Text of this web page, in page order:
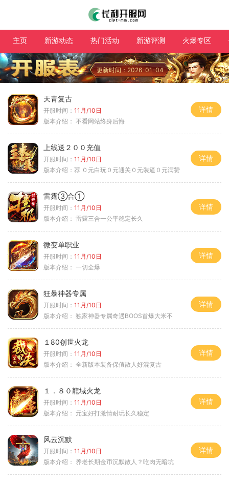
主页 新游动态 热门活动 新游评测 火爆专区
更新时间：2026-01-04
天青复古
开服时间： 11月/10日
版本介绍： 不看网站终身后悔
详情
上线送２００充值
开服时间： 11月/10日
版本介绍： 荐 ０元白玩０元通关０元装逼０元满赞
详情
雷霆③合①
开服时间： 11月/10日
版本介绍： 雷霆三合一公平稳定长久
详情
微变单职业
开服时间： 11月/10日
版本介绍： 一切全爆
详情
狂暴神器专属
开服时间： 11月/10日
版本介绍： 独家神器专属奇遇BOOS首爆大米不
详情
１80创世火龙
开服时间： 11月/10日
版本介绍： 全新版本装备保值散人好混复古
详情
１．８０龍域火龙
开服时间： 11月/10日
版本介绍： 元宝好打激情耐玩长久稳定
详情
风云沉默
开服时间： 11月/10日
版本介绍： 养老长期金币沉默散人？吃肉无暗坑
详情